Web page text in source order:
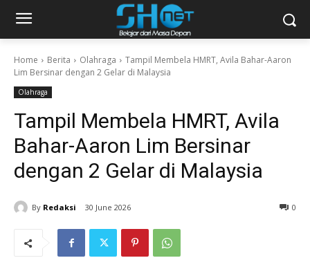
Home Berita Olahraga
Tampil Membela HMRT, Avila Bahar-Aaron
Lim Bersinar dengan 2 Gelar di Malaysia
Olahraga
Tampil Membela HMRT, Avila
Bahar-Aaron Lim Bersinar
dengan 2 Gelar di Malaysia
By Redaksi 30 June 2026 0